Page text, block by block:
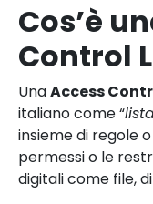
Cos’è
Control
UnaAccess
italiano come “
insieme di regole
permessi o le
digitali come file,